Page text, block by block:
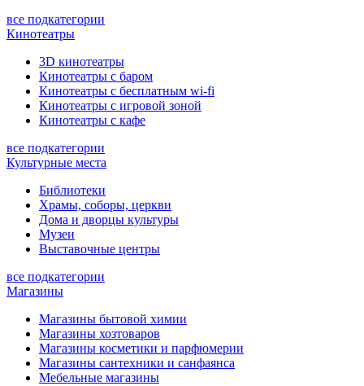
все подкатегории
Кинотеатры
3D кинотеатры
Кинотеатры с баром
Кинотеатры с бесплатным wi-fi
Кинотеатры с игровой зоной
Кинотеатры с кафе
все подкатегории
Культурные места
Библиотеки
Храмы, соборы, церкви
Дома и дворцы культуры
Музеи
Выставочные центры
все подкатегории
Магазины
Магазины бытовой химии
Магазины хозтоваров
Магазины косметики и парфюмерии
Магазины сантехники и санфаянса
Мебельные магазины